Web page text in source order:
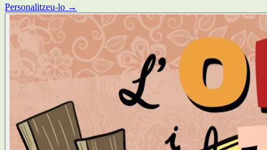
Personalitzeu-lo →